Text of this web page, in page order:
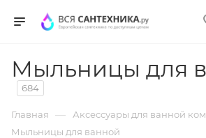
Мыльницы для
684
Главная — Аксессуары для ванной
Мыльницы для ванной